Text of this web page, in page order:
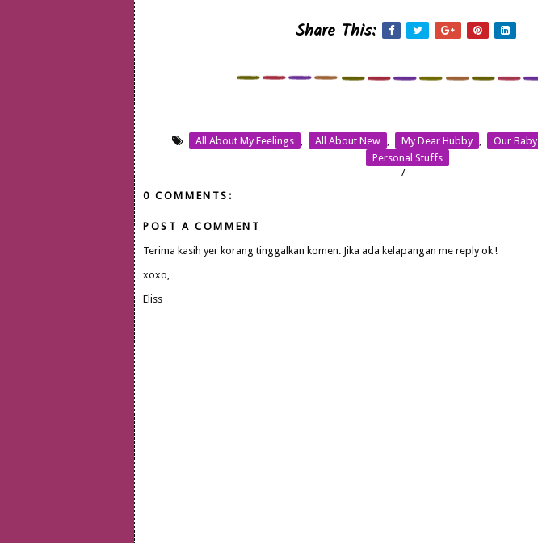
Share This:
All About My Feelings , All About New , My Dear Hubby , Our Baby
Personal Stuffs
/
0 COMMENTS:
POST A COMMENT
Terima kasih yer korang tinggalkan komen. Jika ada kelapangan me reply ok !
xoxo,
Eliss